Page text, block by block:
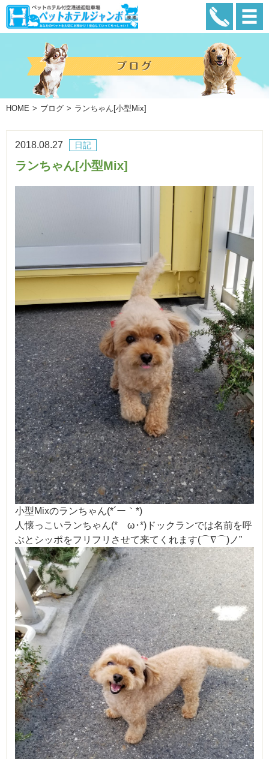
HOME ブログ ランちゃん[小型Mix]
日記
2018.08.27
ランちゃん[小型Mix]
小型Mixのランちゃん(*´ー｀*)
人懐っこいランちゃん(*ゝω･*)ドックランでは名前を呼
ぶとシッポをフリフリさせて来てくれます(⌒∇⌒)ノ”